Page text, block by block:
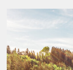
Arztsuche